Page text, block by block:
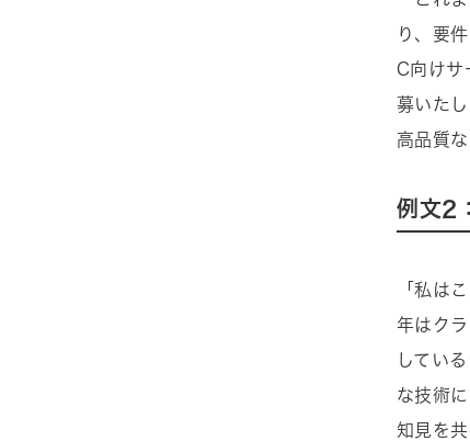
り、要
C向けサ
募いた
高品質
例文2
「私は
年はク
してい
な技術
知見を